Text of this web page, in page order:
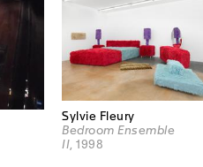
Sylvie Fleury
Bedroom Ensemble
II, 1998